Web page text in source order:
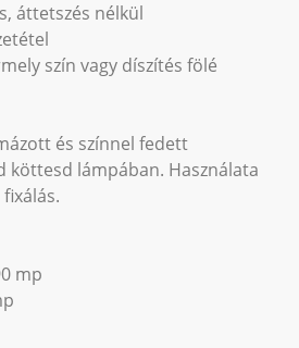
áttetszés nélkül
szín vagy díszítés fölé
és színnel fedett
lámpában. Használata
mp